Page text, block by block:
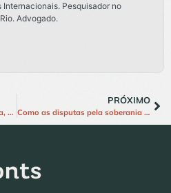
Internacionais. Pesquisador no
Advogado.
Internet no Brasil: quem governa, como legisla e onde conecta?
PRÓXIMO
Como as disputas pela soberania digital atravessam a política de dados brasileira?